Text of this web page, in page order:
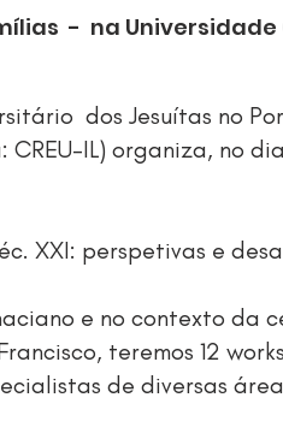
- na
dos Jesuítas no
IL) organiza, no
XXI: perspetivas e
e no contexto
teremos 12
de diversas